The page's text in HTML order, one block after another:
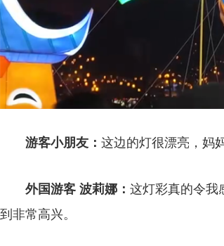
游客小朋友： 这边的灯很漂亮，妈
外国游客 波莉娜： 这灯彩真的令我
到非常高兴。